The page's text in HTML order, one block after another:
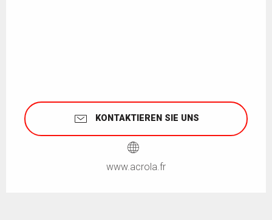
KONTAKTIEREN SIE UNS
www.acrola.fr